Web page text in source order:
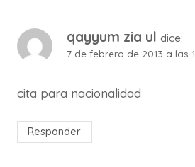
qayyum zia ul dice:
7 de febrero de 2013 a las
cita para nacionalidad
Responder